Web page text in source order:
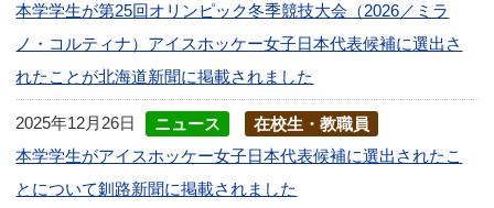
本学学生が第25回オリンピック冬季競技大会（2026／ミラ
ノ・コルティナ）アイスホッケー女子日本代表候補に選出さ
れたことが北海道新聞に掲載されました
2025年12月26日 ニュース
在校生・教職員
本学学生がアイスホッケー女子日本代表候補に選出されたこ
とについて釧路新聞に掲載されました